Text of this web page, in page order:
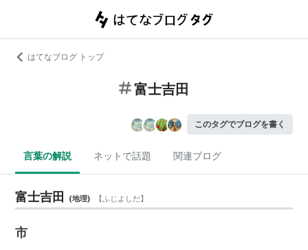
はてなブログ トップ
富士吉田
このタグでブログを書く
言葉の解説 ネットで話題 関連ブログ
富士吉田 (地理) 【ふじよしだ】
市